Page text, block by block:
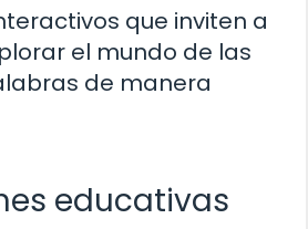
que inviten a
el mundo de las
de manera
educativas